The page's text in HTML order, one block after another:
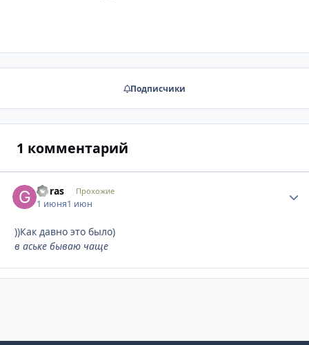
Подписчики
1 комментарий
Goras Прохожие
1 июня1 июн
))Как давно это было)
в аське бываю чаще